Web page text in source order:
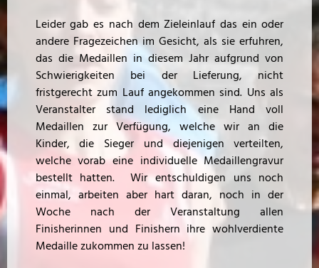
Leider gab es nach dem Zieleinlauf das ein oder
andere Fragezeichen im Gesicht, als sie erfuhren,
das die Medaillen in diesem Jahr aufgrund von
Schwierigkeiten bei der Lieferung, nicht
fristgerecht zum Lauf angekommen sind. Uns als
Veranstalter stand lediglich eine Hand voll
Medaillen zur Verfügung, welche wir an die
Kinder, die Sieger und diejenigen verteilten,
welche vorab eine individuelle Medaillengravur
bestellt hatten. Wir entschuldigen uns noch
einmal, arbeiten aber hart daran, noch in der
Woche nach der Veranstaltung allen
Finisherinnen und Finishern ihre wohlverdiente
Medaille zukommen zu lassen!